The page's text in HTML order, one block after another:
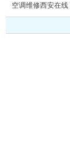
空调维修西安在线